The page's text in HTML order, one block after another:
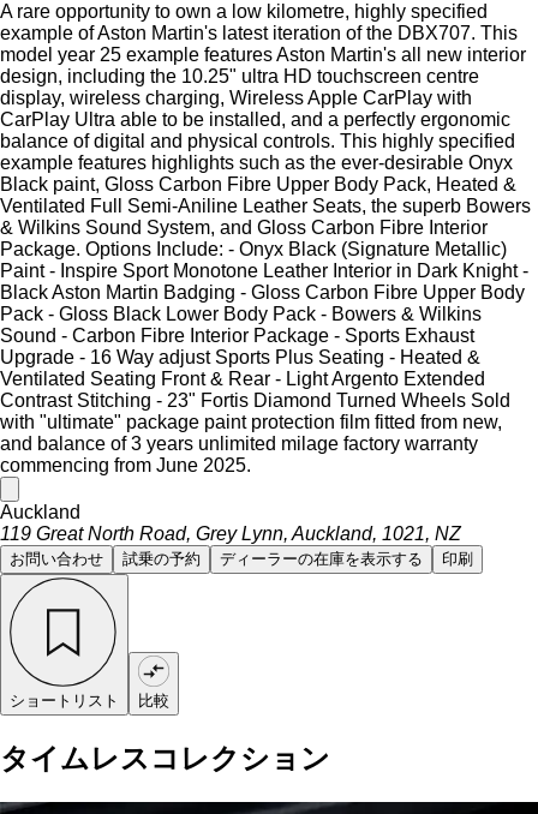
A rare opportunity to own a low kilometre, highly specified
example of Aston Martin's latest iteration of the DBX707. This
model year 25 example features Aston Martin's all new interior
design, including the 10.25" ultra HD touchscreen centre
display, wireless charging, Wireless Apple CarPlay with
CarPlay Ultra able to be installed, and a perfectly ergonomic
balance of digital and physical controls. This highly specified
example features highlights such as the ever-desirable Onyx
Black paint, Gloss Carbon Fibre Upper Body Pack, Heated &
Ventilated Full Semi-Aniline Leather Seats, the superb Bowers
& Wilkins Sound System, and Gloss Carbon Fibre Interior
Package. Options Include: - Onyx Black (Signature Metallic)
Paint - Inspire Sport Monotone Leather Interior in Dark Knight -
Black Aston Martin Badging - Gloss Carbon Fibre Upper Body
Pack - Gloss Black Lower Body Pack - Bowers & Wilkins
Sound - Carbon Fibre Interior Package - Sports Exhaust
Upgrade - 16 Way adjust Sports Plus Seating - Heated &
Ventilated Seating Front & Rear - Light Argento Extended
Contrast Stitching - 23" Fortis Diamond Turned Wheels Sold
with "ultimate" package paint protection film fitted from new,
and balance of 3 years unlimited milage factory warranty
commencing from June 2025.
Auckland
119 Great North Road, Grey Lynn, Auckland, 1021, NZ
お問い合わせ 試乗の予約 ディーラーの在庫を表示する 印刷
ショートリスト 比較
タイムレスコレクション